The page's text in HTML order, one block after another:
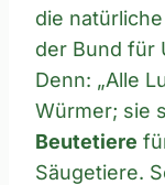
die
der Bund für
Denn: „Alle
Würmer; sie
Beutetiere
Säugetiere.